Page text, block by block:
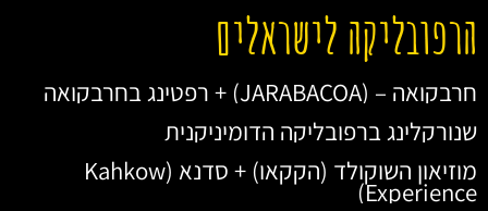
הרפובליקה לישראלים
חרבקואה – (JARABACOA) + רפטינג בחרבקואה
שנורקלינג ברפובליקה הדומיניקנית
מוזיאון השוקולד (הקקאו) + סדנא (Kahkow
Experience)